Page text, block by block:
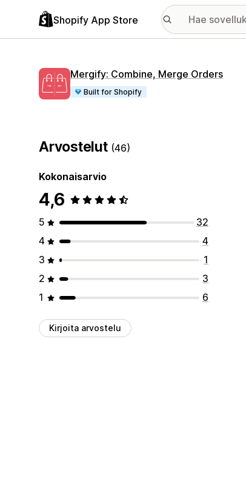
Shopify App Store
Mergify: Combine, Merge Orders
Built for Shopify
Arvostelut (46)
Kokonaisarvio
4,6
5
32
4
4
3
1
2
3
1
6
Kirjoita arvostelu